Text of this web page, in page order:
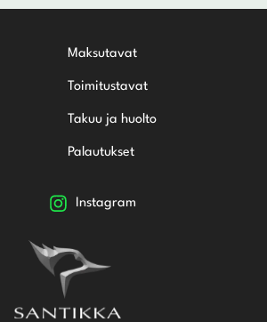
Maksutavat
Toimitustavat
Takuu ja huolto
Palautukset
Instagram